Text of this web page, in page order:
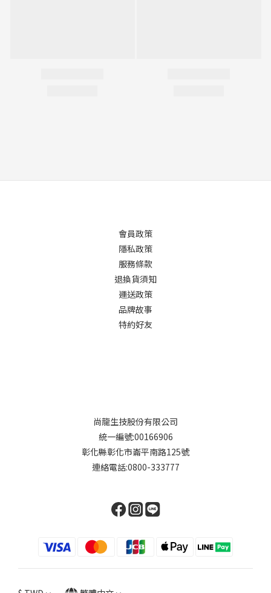
會員政策
隱私政策
服務條款
退換貨須知
運送政策
品牌故事
特約好友
尚龍生技股份有限公司
統一編號:00166906
彰化縣彰化市崙平南路125號
連絡電話:0800-333777